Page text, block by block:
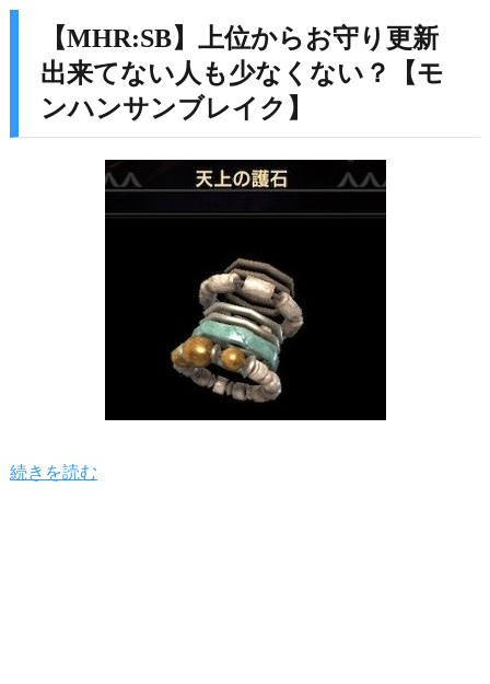
【MHR:SB】上位からお守り更新
出来てない人も少なくない？【モ
ンハンサンブレイク】
続きを読む